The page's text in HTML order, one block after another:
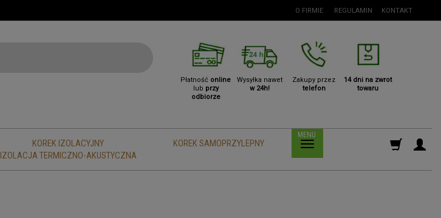
O FIRMIE REGULAMIN KONTAKT
Płatność online
lub przy
odbiorze
Wysyłka nawet
w 24h!
Zakupy przez
telefon
14 dni na zwrot
towaru
KOREK IZOLACYJNY
IZOLACJA TERMICZNO-AKUSTYCZNA
KOREK SAMOPRZYLEPNY